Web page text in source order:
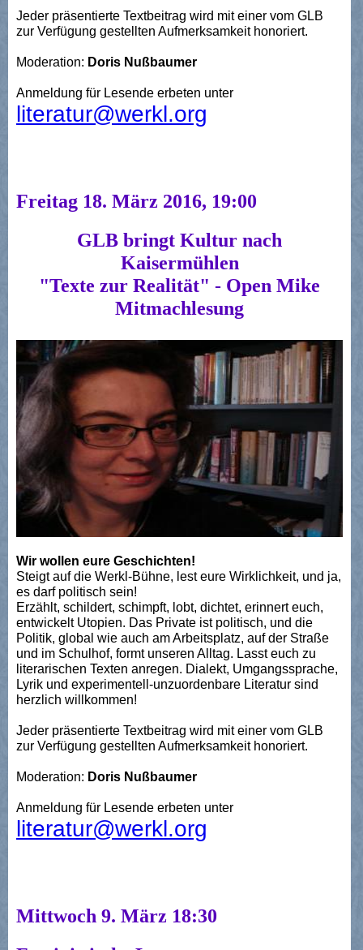
Jeder präsentierte Textbeitrag wird mit einer vom GLB
zur Verfügung gestellten Aufmerksamkeit honoriert.
Moderation: Doris Nußbaumer
Anmeldung für Lesende erbeten unter
literatur@werkl.org
Freitag 18. März 2016, 19:00
GLB bringt Kultur nach
Kaisermühlen
"Texte zur Realität" - Open Mike
Mitmachlesung
Wir wollen eure Geschichten!
Steigt auf die Werkl-Bühne, lest eure Wirklichkeit, und ja,
es darf politisch sein!
Erzählt, schildert, schimpft, lobt, dichtet, erinnert euch,
entwickelt Utopien. Das Private ist politisch, und die
Politik, global wie auch am Arbeitsplatz, auf der Straße
und im Schulhof, formt unseren Alltag. Lasst euch zu
literarischen Texten anregen. Dialekt, Umgangssprache,
Lyrik und experimentell-unzuordenbare Literatur sind
herzlich willkommen!
Jeder präsentierte Textbeitrag wird mit einer vom GLB
zur Verfügung gestellten Aufmerksamkeit honoriert.
Moderation: Doris Nußbaumer
Anmeldung für Lesende erbeten unter
literatur@werkl.org
Mittwoch 9. März 18:30